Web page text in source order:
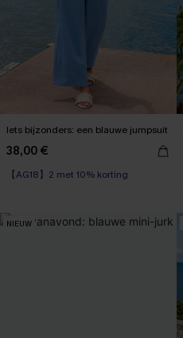
Iets bijzonders: een blauwe jumpsuit
38,00 €
【AG18】2 met 10% korting
NIEUW